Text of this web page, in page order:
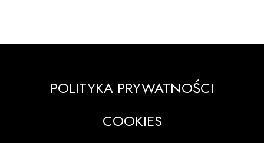
POLITYKA PRYWATNOŚCI
COOKIES